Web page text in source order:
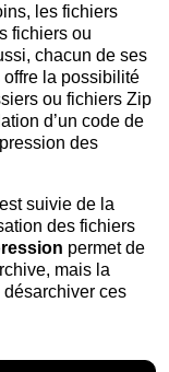
les fichiers
fichiers ou
chacun de ses
offre la possibilité
ou fichiers Zip
d’un code de
des
suivie de la
des fichiers
permet de
mais la
ces